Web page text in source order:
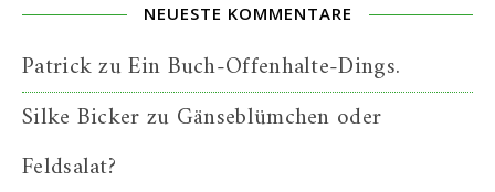
NEUESTE KOMMENTARE
PatrickzuEin Buch-Offenhalte-Dings.
Silke Bickerzu Gänseblümchen oder
Feldsalat?